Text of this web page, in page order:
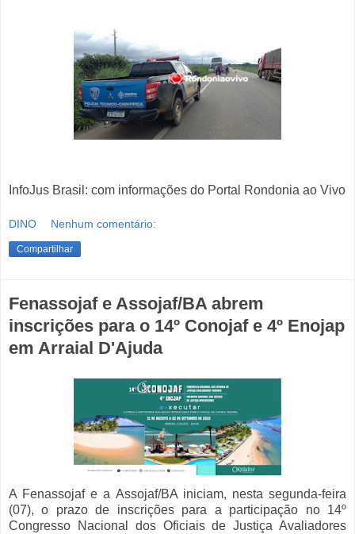
InfoJus Brasil: com informações do Portal Rondonia ao Vivo
DINO Nenhum comentário:
Compartilhar
Fenassojaf e Assojaf/BA abrem
inscrições para o 14º Conojaf e 4º Enojap
em Arraial D'Ajuda
A Fenassojaf e a Assojaf/BA iniciam, nesta segunda-feira
(07), o prazo de inscrições para a participação no 14º
Congresso Nacional dos Oficiais de Justiça Avaliadores